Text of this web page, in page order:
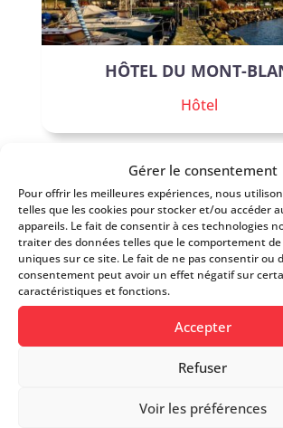
Gérer le consentement
Pour offrir les meilleures expériences, nous
telles que les cookies pour stocker et/ou accéder
appareils. Le fait de consentir à ces technologies
traiter des données telles que le comportement
uniques sur ce site. Le fait de ne pas consentir ou
consentement peut avoir un effet négatif sur
caractéristiques et fonctions.
Accepter
Refuser
Voir les préférences
HÔTEL DU MONT-
Hôtel
Hôtel
Bons COOR